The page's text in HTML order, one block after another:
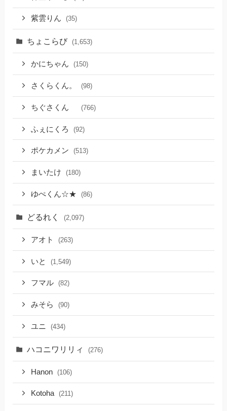
紫雲りん (35)
ちょこらび (1,653)
かにちゃん (150)
さくらくん。 (98)
ちぐさくん (766)
ふぇにくろ (92)
ポケカメン (513)
まいたけ (180)
ゆぺくん☆★ (86)
どるれく (2,097)
アオト (263)
いと (1,549)
フマル (82)
みそら (90)
ユニ (434)
ハコニワリリィ (276)
Hanon (106)
Kotoha (211)